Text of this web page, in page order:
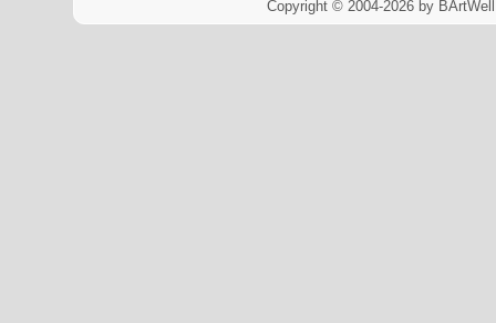
Copyright © 2004-2026 by BArtWell